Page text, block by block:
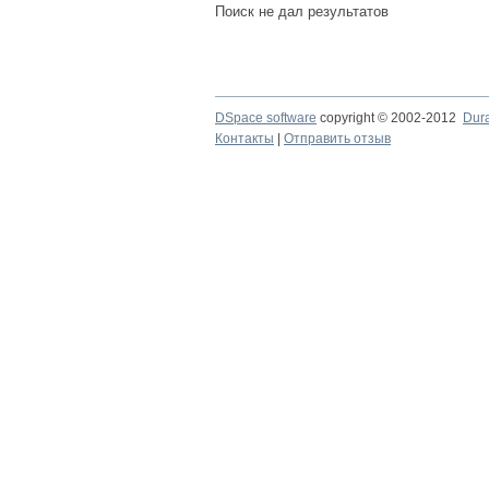
Поиск не дал результатов
DSpace software copyright © 2002-2012
Контакты
Отправить отзыв